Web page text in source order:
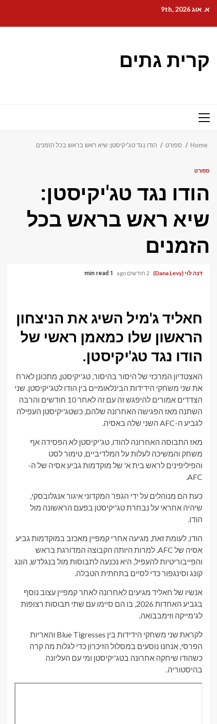
content
א. אוג 9th, 2026
קרית גתים
Primary
Home ספורט הודו נגד טג'יקיסטן: שיא ראש בראש בכל הזמנים
ספורט
הודו נגד טג'יקיסטן:
שיא ראש בראש בכל
הזמנים
דנה לוי (Dana Levy) 2 חודשים ago 1 min read
חאליד ג'מיל השיג את הניצחון
הראשון שלו כמאמן ראשי של
הודו נגד טג'יקיסטן.
האצטדיון המרכזי של היסור בהיסור, טג'יקיסטן, מתכונן לארח
את שני משחקי הידידות הבינלאומיים בין הודו לטג'יקיסטן. שני
הצדדים אמורים להיפגש זה עם זה לאחר 10 חודשים והרבה
השתנה מאז הפגישה האחרונה שלהם, כשטג'יקיסטן העפילה
לגביע ה-AFC השני שלה באסיה.
מאז התבוסה האחרונה להודו, טג'יקיסטן לא הפסידה אף
משחק והמשיכה לעלות על המלדיביים, טימור לסט
והפיליפינים לראש בית א' של מוקדמות גביע אסיה של ה-
AFC.
כעת הם מנוהלים על ידי הגפר המקדוני איגור אנגלובסקי,
שיהיה אחראי על נבחרת טג'יקיסטן בפעם הראשונה מול
הודו.
הודו, לעומת זאת, מגיעה אחרי קמפיין מאכזב במוקדמות גביע
אסיה של AFC. למרות היותה הקבוצה המדורגת בראש
והפייבוריטיות להעפיל, היא נכנעה לתבוסות מול בנגלדש, הונג
קונג וסינגפור כדי לסיים בתחתית הטבלה.
אנשיו של חאליד מגיעים לאחרונה לאחר קמפיין עצוב נוסף
בגביע האחדות 2026, בו הם סיימו עם שתי תבוסות רצופות
לג'מייקה וזימבבואה.
לקראת שני משחקי הידידות בין Blue Tigresses והאריות
הפרסי, אנחנו נוסעים במסלול הזיכרון כדי לגלות מה קרה
כשהודו שיחקה אחרונה בטג'יקיסטן ומי עם העליונה
בהיסטוריה.